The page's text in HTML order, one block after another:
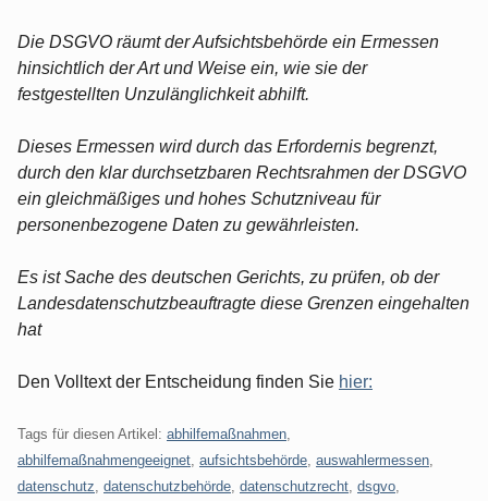
Die DSGVO räumt der Aufsichtsbehörde ein Ermessen
hinsichtlich der Art und Weise ein, wie sie der
festgestellten Unzulänglichkeit abhilft.
Dieses Ermessen wird durch das Erfordernis begrenzt,
durch den klar durchsetzbaren Rechtsrahmen der DSGVO
ein gleichmäßiges und hohes Schutzniveau für
personenbezogene Daten zu gewährleisten.
Es ist Sache des deutschen Gerichts, zu prüfen, ob der
Landesdatenschutzbeauftragte diese Grenzen eingehalten
hat
Den Volltext der Entscheidung finden Sie hier:
Tags für diesen Artikel: abhilfemaßnahmen
abhilfemaßnahmengeeignet aufsichtsbehörde auswahlermessen
datenschutz datenschutzbehörde datenschutzrecht dsgvo